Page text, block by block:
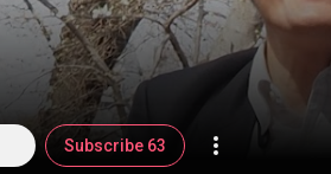
Subscribe 63